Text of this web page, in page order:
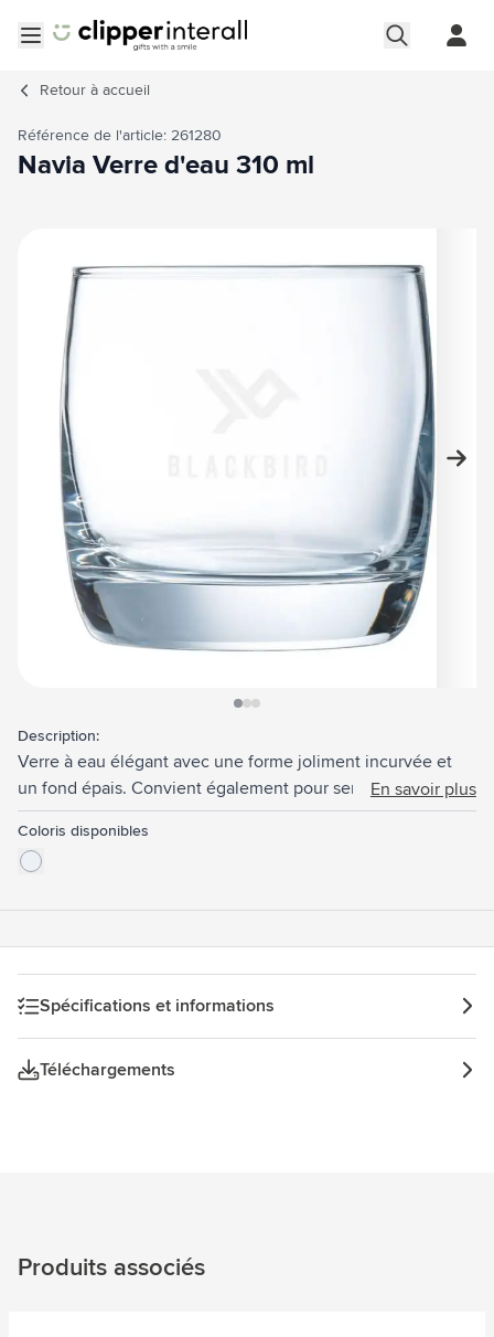
Retour à accueil
Référence de l'article: 261280
Navia Verre d'eau 310 ml
Description:
Verre à eau élégant avec une forme joliment incurvée et
un fond épais. Convient également pour servir des jus de
fruits, du whisky et d'autres boissons alcoolisées. Capacité
310 ml. Fabriquée en Europe.
En savoir plus
Coloris disponibles
Spécifications et informations
Téléchargements
Produits associés